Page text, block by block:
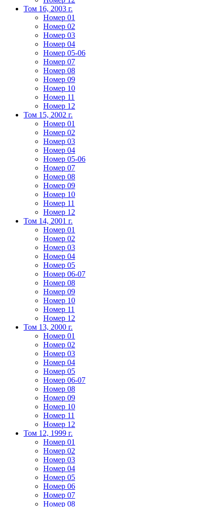
Том 16, 2003 г.
Номер 01
Номер 02
Номер 03
Номер 04
Номер 05-06
Номер 07
Номер 08
Номер 09
Номер 10
Номер 11
Номер 12
Том 15, 2002 г.
Номер 01
Номер 02
Номер 03
Номер 04
Номер 05-06
Номер 07
Номер 08
Номер 09
Номер 10
Номер 11
Номер 12
Том 14, 2001 г.
Номер 01
Номер 02
Номер 03
Номер 04
Номер 05
Номер 06-07
Номер 08
Номер 09
Номер 10
Номер 11
Номер 12
Том 13, 2000 г.
Номер 01
Номер 02
Номер 03
Номер 04
Номер 05
Номер 06-07
Номер 08
Номер 09
Номер 10
Номер 11
Номер 12
Том 12, 1999 г.
Номер 01
Номер 02
Номер 03
Номер 04
Номер 05
Номер 06
Номер 07
Номер 08